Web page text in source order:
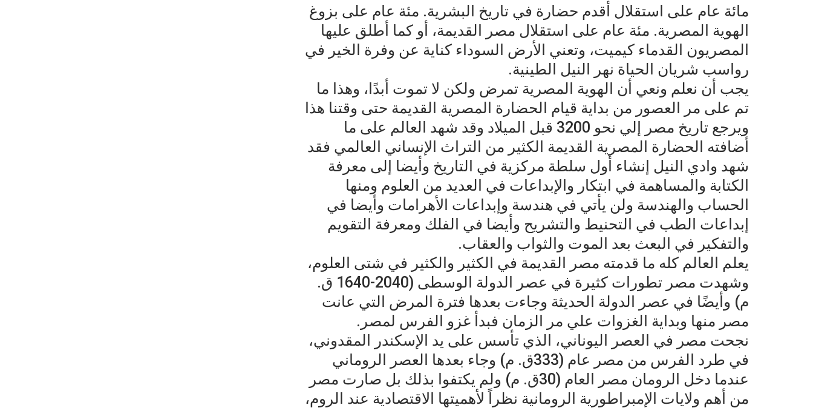
مائة عام على استقلال أقدم حضارة في تاريخ البشرية. مئة عام على بزوغ
الهوية المصرية. مئة عام على استقلال مصر القديمة، أو كما أطلق عليها
المصريون القدماء كيميت، وتعني الأرض السوداء كناية عن وفرة الخير في
رواسب شريان الحياة نهر النيل الطينية.
يجب أن نعلم ونعي أن الهوية المصرية تمرض ولكن لا تموت أبدًا، وهذا ما
تم على مر العصور من بداية قيام الحضارة المصرية القديمة حتى وقتنا هذا
ويرجع تاريخ مصر إلي نحو 3200 قبل الميلاد وقد شهد العالم على ما
أضافته الحضارة المصرية القديمة الكثير من التراث الإنساني العالمي فقد
شهد وادي النيل إنشاء أول سلطة مركزية في التاريخ وأيضا إلى معرفة
الكتابة والمساهمة في ابتكار والإبداعات في العديد من العلوم ومنها
الحساب والهندسة ولن يأتي في هندسة وإبداعات الأهرامات وأيضا في
إبداعات الطب في التحنيط والتشريح وأيضا في الفلك ومعرفة التقويم
والتفكير في البعث بعد الموت والثواب والعقاب.
يعلم العالم كله ما قدمته مصر القديمة في الكثير والكثير في شتى العلوم،
وشهدت مصر تطورات كثيرة في عصر الدولة الوسطى (2040-1640 ق.
م) وأيضًا في عصر الدولة الحديثة وجاءت بعدها فترة المرض التي عانت
مصر منها وبداية الغزوات علي مر الزمان فبدأ غزو الفرس لمصر.
نجحت مصر في العصر اليوناني، الذي تأسس على يد الإسكندر المقدوني،
في طرد الفرس من مصر عام (333ق. م) وجاء بعدها العصر الروماني
عندما دخل الرومان مصر العام (30ق. م) ولم يكتفوا بذلك بل صارت مصر
من أهم ولايات الإمبراطورية الرومانية نظراً لأهميتها الاقتصادية عند الروم،